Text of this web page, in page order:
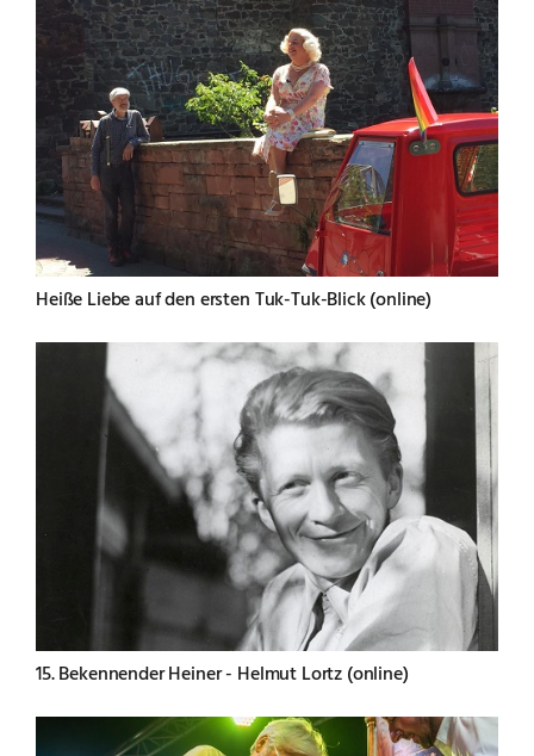
Heiße Liebe auf den ersten Tuk-Tuk-Blick (online)
15. Bekennender Heiner - Helmut Lortz (online)